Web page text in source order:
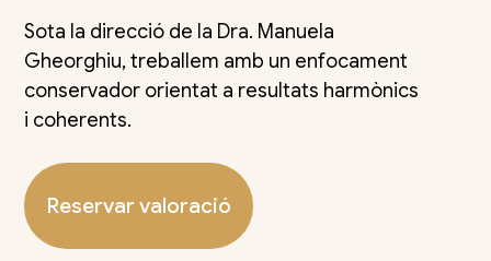
Sota la direcció de la Dra. Manuela
Gheorghiu, treballem amb un enfocament
conservador orientat a resultats harmònics
i coherents.
Reservar valoració